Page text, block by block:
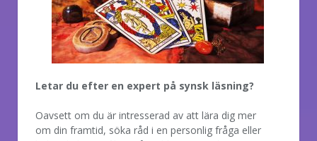
Letar du efter en expert på synsk läsning?
Oavsett om du är intresserad av att lära dig mer
om din framtid, söka råd i en personlig fråga eller